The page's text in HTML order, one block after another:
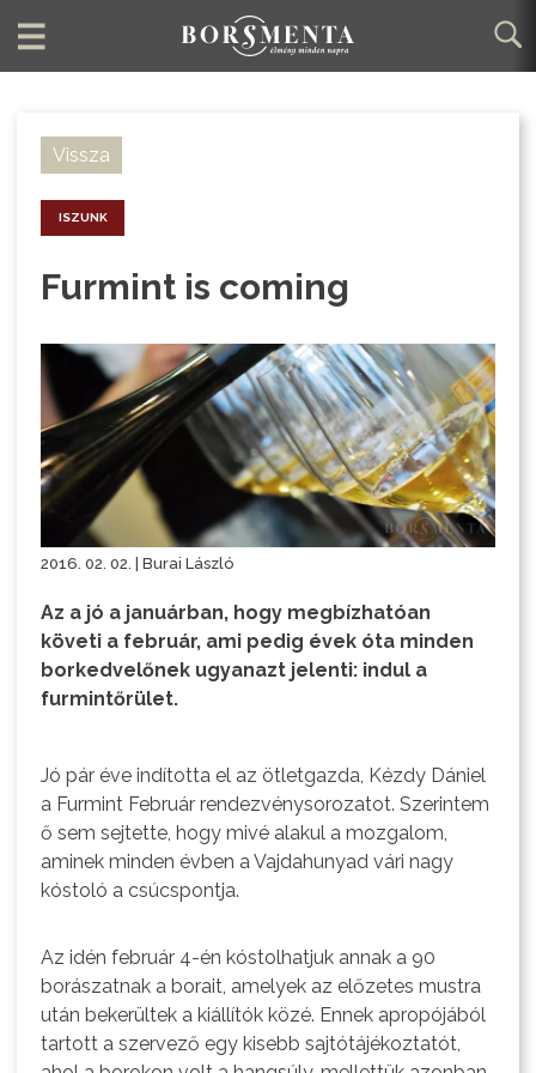
Vissza
ISZUNK
Furmint is coming
2016. 02. 02. | Burai László
Az a jó a januárban, hogy megbízhatóan
követi a február, ami pedig évek óta minden
borkedvelőnek ugyanazt jelenti: indul a
furmintőrület.
Jó pár éve indította el az ötletgazda, Kézdy Dániel
a Furmint Február rendezvénysorozatot. Szerintem
ő sem sejtette, hogy mivé alakul a mozgalom,
aminek minden évben a Vajdahunyad vári nagy
kóstoló a csúcspontja.
Az idénfebruár 4-én kóstolhatjuk annak a 90
borászatnak a borait, amelyek az előzetes mustra
után bekerültek a kiállítók közé. Ennek apropójából
tartott a szervező egy kisebb sajtótájékoztatót,